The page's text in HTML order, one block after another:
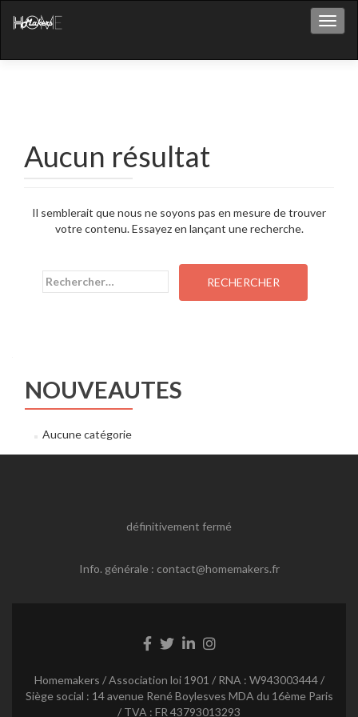
Aucun résultat
Il semblerait que nous ne soyons pas en mesure de trouver
votre contenu. Essayez en lançant une recherche.
Rechercher :
NOUVEAUTES
Aucune catégorie
définitivement fermé
Info. générale : contact@homemakers.fr
LienLienLienLien
Homemakers / Association loi 1901 / RNA : W943003444 /
Siège social : 14 avenue René Boylesves MDA du 16ème Paris
/ TVA : FR 43793013293